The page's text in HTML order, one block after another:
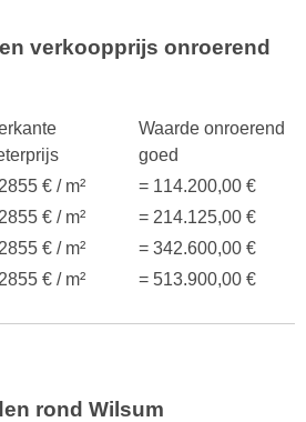
verkoopprijs onroerend
Waarde onroerend
goed
€ / m²
= 114.200,00 €
€ / m²
= 214.125,00 €
€ / m²
= 342.600,00 €
€ / m² = 513.900,00 €
rond Wilsum